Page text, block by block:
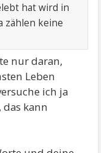
hat wird in
zählen keine
nur daran,
Leben
ich ja
kann